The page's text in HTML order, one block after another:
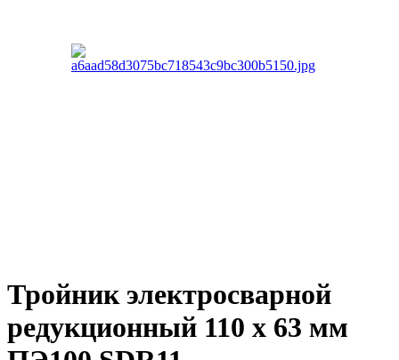
Тройник электросварной
редукционный 110 х 63 мм